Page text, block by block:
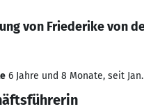
von Friederike von
6 Jahre und 8 Monate, seit